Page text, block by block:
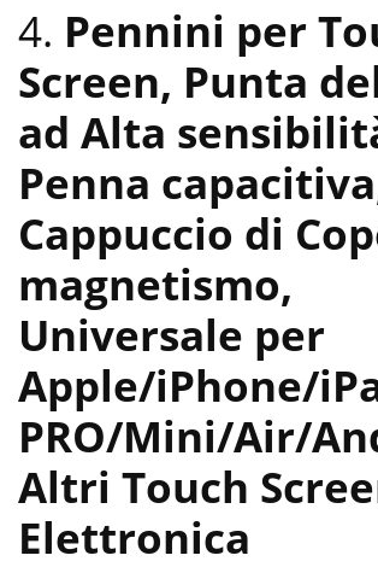
4. Pennini per
Screen, Punta
ad Alta
Penna
Cappuccio di
magnetismo,
Universale per
Apple/iPhone/
PRO/Mini/Air/
Altri Touch
Elettronica